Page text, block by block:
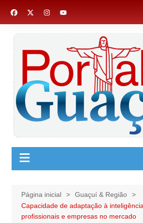
para
Página inicial
Guaçuí & Região
Capacidade de adaptação à
profissionais e empresas no mercado